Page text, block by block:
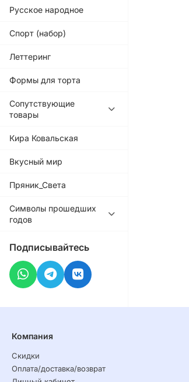
Русское народное
Спорт (набор)
Леттеринг
Формы для торта
Сопутствующие
товары
Кира Ковальская
Вкусный мир
Пряник_Света
Символы прошедших
годов
Подписывайтесь
Компания
Скидки
Оплата/доставка/возврат